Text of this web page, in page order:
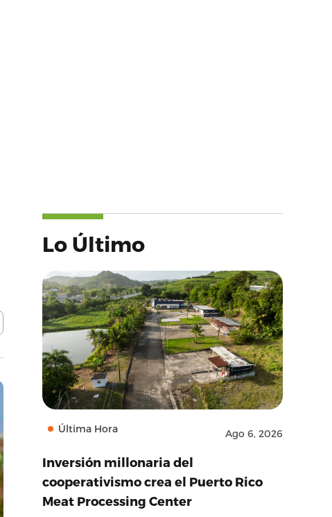
Lo Último
Última Hora Ago 6, 2026
Inversión millonaria del
cooperativismo crea el Puerto Rico
Meat Processing Center